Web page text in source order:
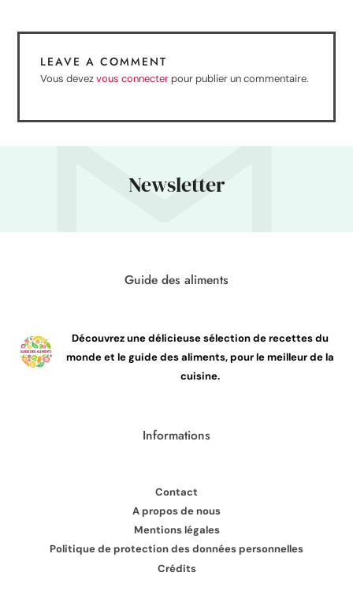
LEAVE A COMMENT
Vous devezvous connecter pour publier un commentaire.
Newsletter
Guide des aliments
Découvrez une délicieuse sélection de recettes du
monde et le guide des aliments, pour le meilleur de la
cuisine.
Informations
Contact
A propos de nous
Mentions légales
Politique de protection des données personnelles
Crédits